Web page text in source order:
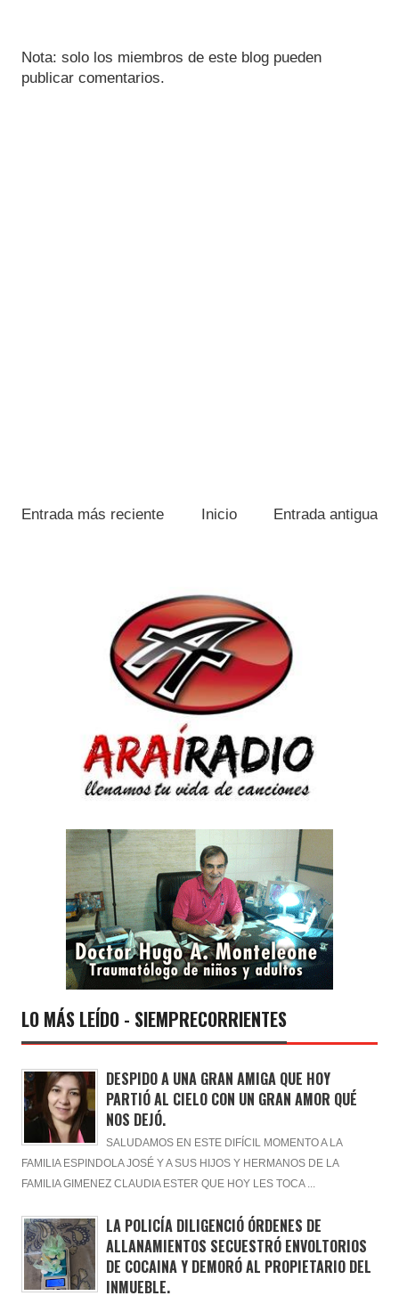
Nota: solo los miembros de este blog pueden
publicar comentarios.
Entrada más reciente Entrada antigua
Inicio
LO MÁS LEÍDO - SIEMPRECORRIENTES
DESPIDO A UNA GRAN AMIGA QUE HOY
PARTIÓ AL CIELO CON UN GRAN AMOR QUÉ
NOS DEJÓ.
SALUDAMOS EN ESTE DIFÍCIL MOMENTO A LA
FAMILIA ESPINDOLA JOSÉ Y A SUS HIJOS Y HERMANOS DE LA
FAMILIA GIMENEZ CLAUDIA ESTER QUE HOY LES TOCA ...
LA POLICÍA DILIGENCIÓ ÓRDENES DE
ALLANAMIENTOS SECUESTRÓ ENVOLTORIOS
DE COCAINA Y DEMORÓ AL PROPIETARIO DEL
INMUEBLE.